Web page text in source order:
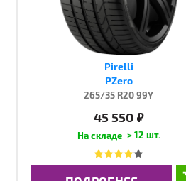
Pirelli
PZero
265/35 R20 99Y
45 550 руб.
> 12 шт.